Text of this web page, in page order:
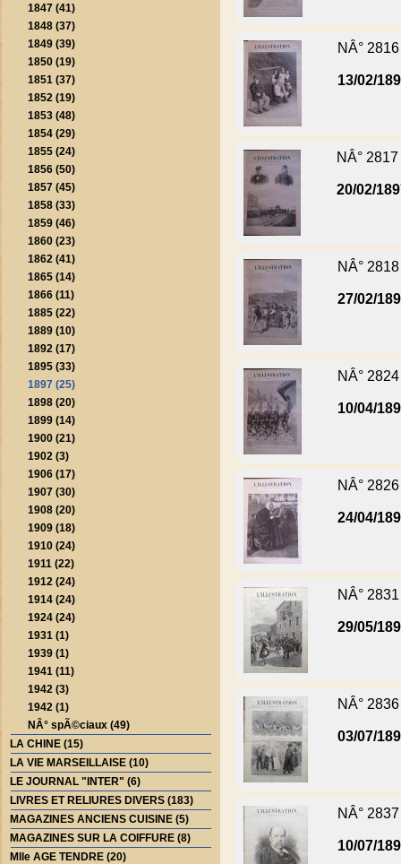
1847 (41)
1848 (37)
1849 (39)
1850 (19)
1851 (37)
1852 (19)
1853 (48)
1854 (29)
1855 (24)
1856 (50)
1857 (45)
1858 (33)
1859 (46)
1860 (23)
1862 (41)
1865 (14)
1866 (11)
1885 (22)
1889 (10)
1892 (17)
1895 (33)
1897 (25)
1898 (20)
1899 (14)
1900 (21)
1902 (3)
1906 (17)
1907 (30)
1908 (20)
1909 (18)
1910 (24)
1911 (22)
1912 (24)
1914 (24)
1924 (24)
1931 (1)
1939 (1)
1941 (11)
1942 (3)
1942 (1)
NÂ° spÃ©ciaux (49)
LA CHINE (15)
LA VIE MARSEILLAISE (10)
LE JOURNAL "INTER" (6)
LIVRES ET RELIURES DIVERS (183)
MAGAZINES ANCIENS CUISINE (5)
MAGAZINES SUR LA COIFFURE (8)
Mlle AGE TENDRE (20)
NÂ° 2816
13/02/
NÂ° 2817
20/02/
NÂ° 2818
27/02/
NÂ° 2824
10/04/
NÂ° 2826
24/04/
NÂ° 2831
29/05/
NÂ° 2836
03/07/
NÂ° 2837
10/07/